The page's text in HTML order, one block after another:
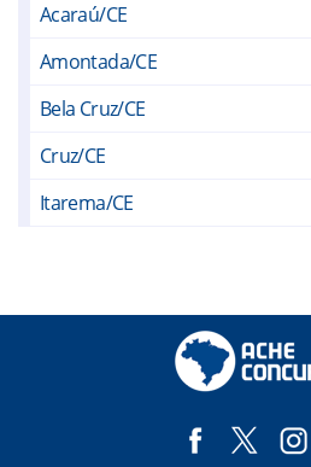
Acaraú/CE
Amontada/CE
Bela Cruz/CE
Cruz/CE
Itarema/CE